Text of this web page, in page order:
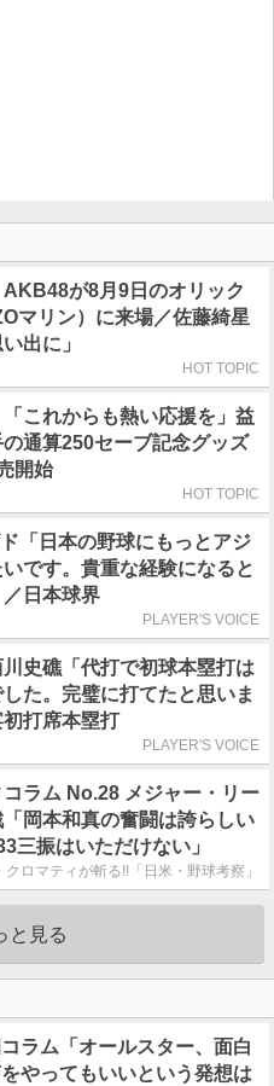
AKB48が8月9日のオリック
マリン）に来場／佐藤綺星
出に」
HOT TOPIC
「これからも熱い応援を」益
の通算250セーブ記念グッズ
開始
HOT TOPIC
「日本の野球にもっとアジ
です。貴重な経験になると
日本球界
PLAYER'S VOICE
川史礁「代打で初球本塁打は
た。完璧に打てたと思いま
打席本塁打
PLAYER'S VOICE
ラム No.28 メジャー・リー
岡本和真の奮闘は誇らしい
三振はいただけない」
ロマティが斬る!!「日米・野球考察」
と見る
ラム「オールスター、面白
やってもいいという発想は